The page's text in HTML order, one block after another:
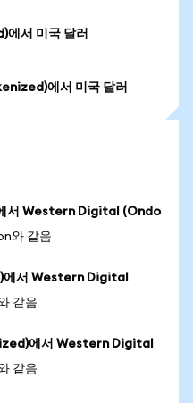
서 미국 달러
에서 미국 달러
서 Western Digital (Ondo
와 같음
서 Western Digital
같음
에서 Western Digital
같음